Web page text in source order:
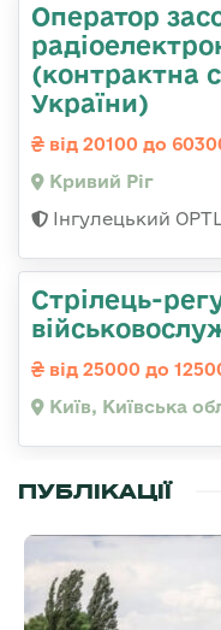
Оператор
(контрактна
України)
від 20100 до
Кривий Ріг
Інгулецький
Стpілець-
від 25000 до
Київ, Київська
ПУБЛІКАЦІЇ